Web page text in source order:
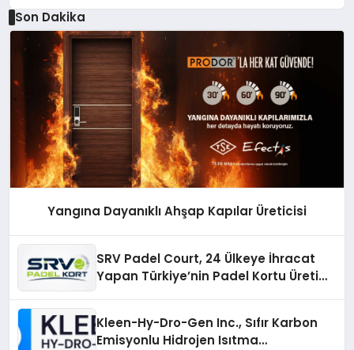
Son Dakika
Yangına Dayanıklı Ahşap Kapılar Üreticisi
SRV Padel Court, 24 Ülkeye İhracat
Yapan Türkiye’nin Padel Kortu Üretim
Kleen-Hy-Dro-Gen Inc., Sıfır Karbon
Emisyonlu Hidrojen Isıtma